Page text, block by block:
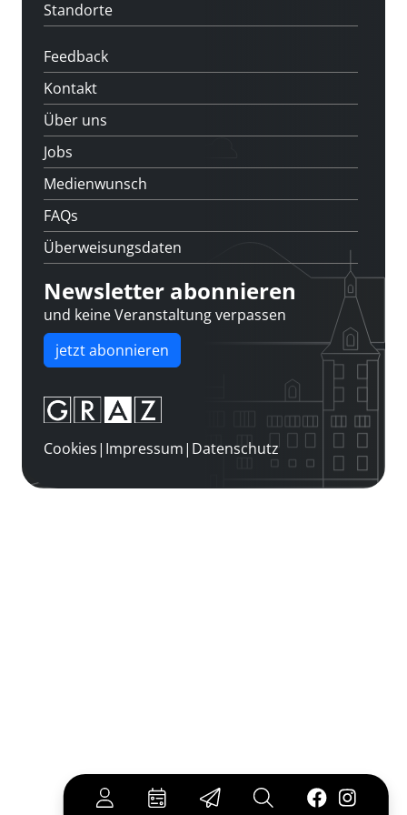
Standorte
Feedback
Kontakt
Über uns
Jobs
Medienwunsch
FAQs
Überweisungsdaten
Newsletter abonnieren
und keine Veranstaltung verpassen
jetzt abonnieren
Cookies| Impressum| Datenschutz